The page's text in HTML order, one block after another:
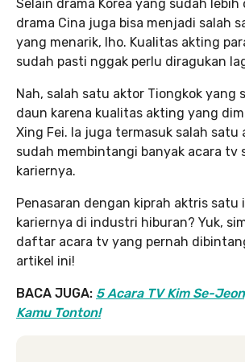
Selain drama Korea yang sudah lebih
drama Cina juga bisa menjadi salah
yang menarik, lho. Kualitas akting
sudah pasti nggak perlu diragukan
Nah, salah satu aktor Tiongkok yang
daun karena kualitas akting yang
Xing Fei. Ia juga termasuk salah satu
sudah membintangi banyak acara tv
kariernya.
Penasaran dengan kiprah aktris satu
kariernya di industri hiburan? Yuk,
daftar acara tv yang pernah
artikel ini!
BACA JUGA: 5 Acara TV Kim Se-
Kamu Tonton!